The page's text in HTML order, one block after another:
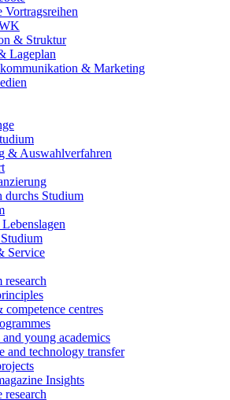
Vortragsreihen
& Struktur
Lageplan
& Marketing
& Auswahlverfahren
durchs Studium
Service
competence centres
young academics
and technology transfer
Insights
research